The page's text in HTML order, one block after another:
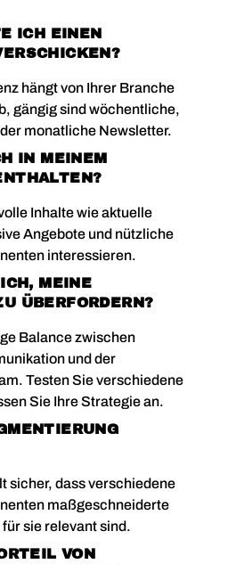
ICH EINEN
hängt von Ihrer Branche
gängig sind wöchentliche,
monatliche Newsletter.
IN MEINEM
Inhalte wie aktuelle
Angebote und nützliche
interessieren.
MEINE
ÜBERFORDERN?
Balance zwischen
und der
Testen Sie verschiedene
Sie Ihre Strategie an.
sicher, dass verschiedene
maßgeschneiderte
sie relevant sind.
VON